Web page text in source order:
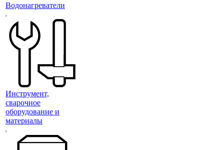
Водонагреватели
Инструмент,
сварочное
оборудование и
материалы